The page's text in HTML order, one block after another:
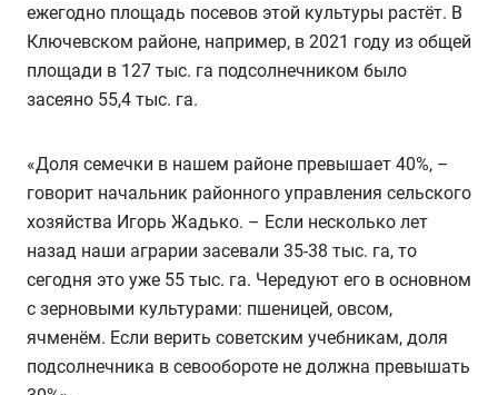
ежегодно площадь посевов этой культуры растёт. В
Ключевском районе, например, в 2021 году из общей
площади в 127 тыс. га подсолнечником было
засеяно 55,4 тыс. га.
«Доля семечки в нашем районе превышает 40%, –
говорит начальник районного управления сельского
хозяйства Игорь Жадько. – Если несколько лет
назад наши аграрии засевали 35-38 тыс. га, то
сегодня это уже 55 тыс. га. Чередуют его в основном
с зерновыми культурами: пшеницей, овсом,
ячменём. Если верить советским учебникам, доля
подсолнечника в севообороте не должна превышать